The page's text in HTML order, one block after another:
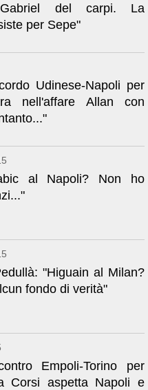
del carpi. La
per Sepe"
Udinese-Napoli per
nell'affare Allan con
al Napoli? Non ho
"Higuain al Milan?
fondo di verità"
Empoli-Torino per
Corsi aspetta Napoli e